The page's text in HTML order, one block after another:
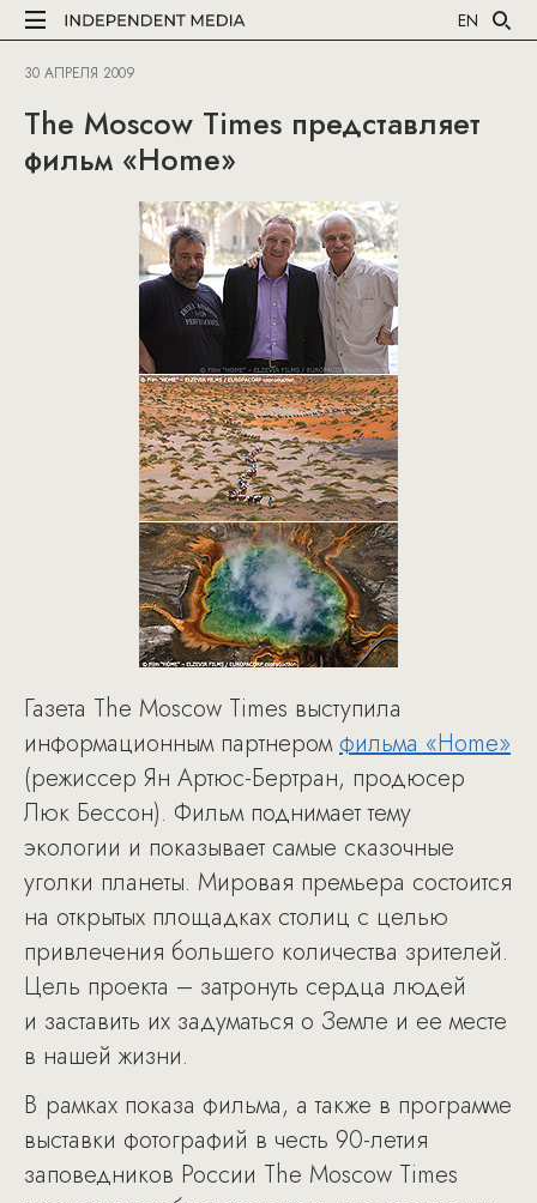
EN
30 АПРЕЛЯ 2009
The Moscow Times представляет
фильм «Home»
Газета The Moscow Times выступила
информационным партнеромфильма «Home»
(режиссер Ян Артюс-Бертран, продюсер
Люк Бессон). Фильм поднимает тему
экологии и показывает самые сказочные
уголки планеты. Мировая премьера состоится
на открытых площадках столиц с целью
привлечения большего количества зрителей.
Цель проекта – затронуть сердца людей
и заставить их задуматься о Земле и ее месте
в нашей жизни.
В рамках показа фильма, а также в программе
выставки фотографий в честь 90-летия
заповедников России The Moscow Times